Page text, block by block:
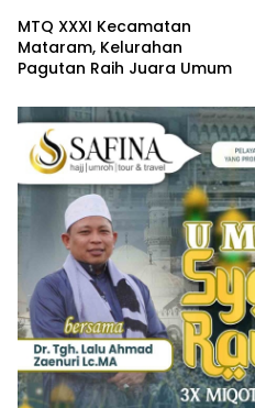
MTQ XXXI Kecamatan
Mataram, Kelurahan
Pagutan Raih Juara Umum